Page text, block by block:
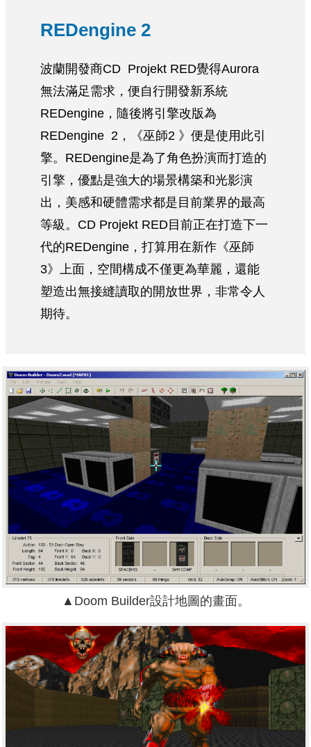
REDengine 2
波蘭開發商CD Projekt RED覺得Aurora
無法滿足需求，便自行開發新系統
REDengine，隨後將引擎改版為
REDengine 2，《巫師2 》便是使用此引
擎。REDengine是為了角色扮演而打造的
引擎，優點是強大的場景構築和光影演
出，美感和硬體需求都是目前業界的最高
等級。CD Projekt RED目前正在打造下一
代的REDengine，打算用在新作《巫師
3》上面，空間構成不僅更為華麗，還能
塑造出無接縫讀取的開放世界，非常令人
期待。
▲Doom Builder設計地圖的畫面。